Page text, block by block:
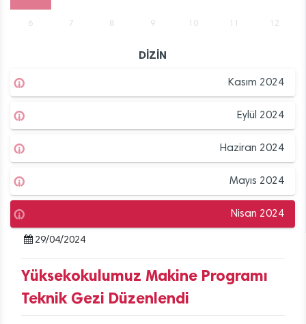
6 7 8 9 10 12
DİZİN
Kasım 2024
Eylül 2024
Haziran 2024
Mayıs 2024
Nisan 2024
29/04/2024
Yüksekokulumuz Makine Programı
Teknik Gezi Düzenlendi